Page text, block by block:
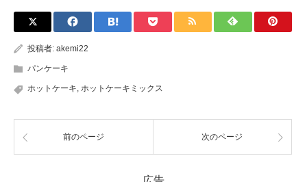
投稿者: akemi22
パンケーキ
ホットケーキ ホットケーキミックス
前のページ 次のページ